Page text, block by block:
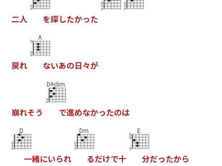
二人 を探したかった
戻れ
A
ないあの日々が
崩れそう
D#dim
で進めなかったのは
D
一緒にいられ
Dm
るだけで十
E
分だったから